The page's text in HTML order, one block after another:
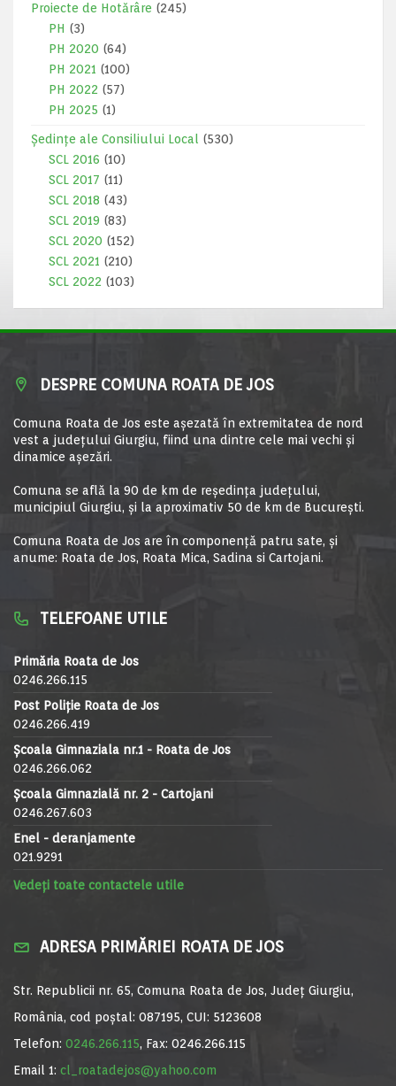
Proiecte de Hotărâre (245)
PH (3)
PH 2020 (64)
PH 2021 (100)
PH 2022 (57)
PH 2025 (1)
Ședințe ale Consiliului Local
(530)
SCL 2016 (10)
SCL 2017 (11)
SCL 2018 (43)
SCL 2019 (83)
SCL 2020 (152)
SCL 2021 (210)
SCL 2022 (103)
DESPRE COMUNA ROATA DE JOS
Comuna Roata de Jos este aşezată în extremitatea de nord
vest a judeţului Giurgiu, fiind una dintre cele mai vechi şi
dinamice aşezări.
Comuna se află la 90 de km de reşedinţa judeţului,
municipiul Giurgiu, şi la aproximativ 50 de km de Bucureşti.
Comuna Roata de Jos are în componență patru sate, și
anume: Roata de Jos, Roata Mica, Sadina si Cartojani.
TELEFOANE UTILE
Primăria Roata de Jos
0246.266.115
Post Poliție Roata de Jos
0246.266.419
Școala Gimnaziala nr.1 - Roata de Jos
0246.266.062
Școala Gimnazială nr. 2 - Cartojani
0246.267.603
Enel - deranjamente
021.9291
Vedeți toate contactele utile
ADRESA PRIMĂRIEI ROATA DE JOS
Str. Republicii nr. 65, Comuna Roata de Jos, Județ Giurgiu,
România, cod poștal: 087195, CUI: 5123608
Telefon: 0246.266.115, Fax: 0246.266.115
Email 1: cl_roatadejos@yahoo.com